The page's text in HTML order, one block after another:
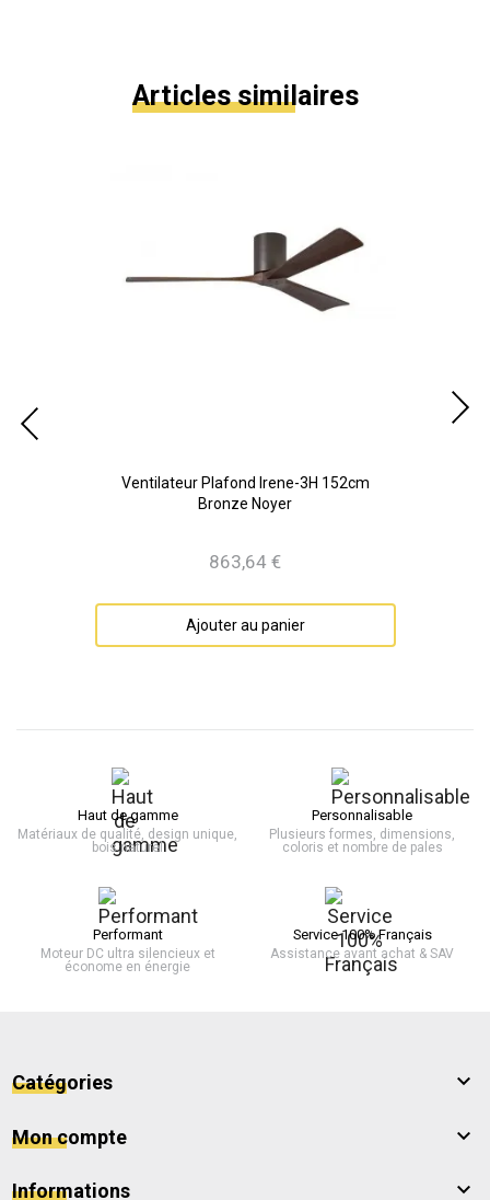
Articles similaires
Ventilateur Plafond Irene-3H 152cm
Bronze Noyer
Prix
863,64 €
Ajouter au panier
Haut de gamme
Matériaux de qualité, design unique,
bois naturel
Personnalisable
Plusieurs formes, dimensions,
coloris et nombre de pales
Performant
Moteur DC ultra silencieux et
économe en énergie
Service 100% Français
Assistance avant achat & SAV
Catégories 
Mon compte 
Informations 